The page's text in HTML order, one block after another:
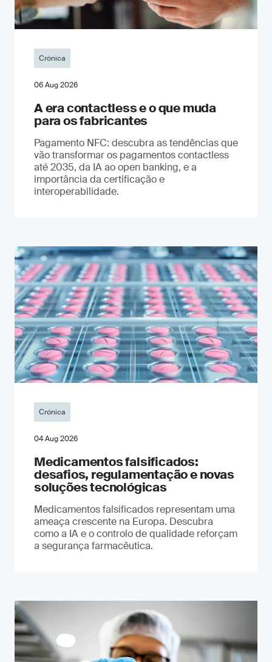
Crónica
06 Aug 2026
A era contactless e o que muda
para os fabricantes
Pagamento NFC: descubra as tendências que
vão transformar os pagamentos contactless
até 2035, da IA ao open banking, e a
importância da certificação e
interoperabilidade.
Crónica
04 Aug 2026
Medicamentos falsificados:
desafios, regulamentação e novas
soluções tecnológicas
Medicamentos falsificados representam uma
ameaça crescente na Europa. Descubra
como a IA e o controlo de qualidade reforçam
a segurança farmacêutica.